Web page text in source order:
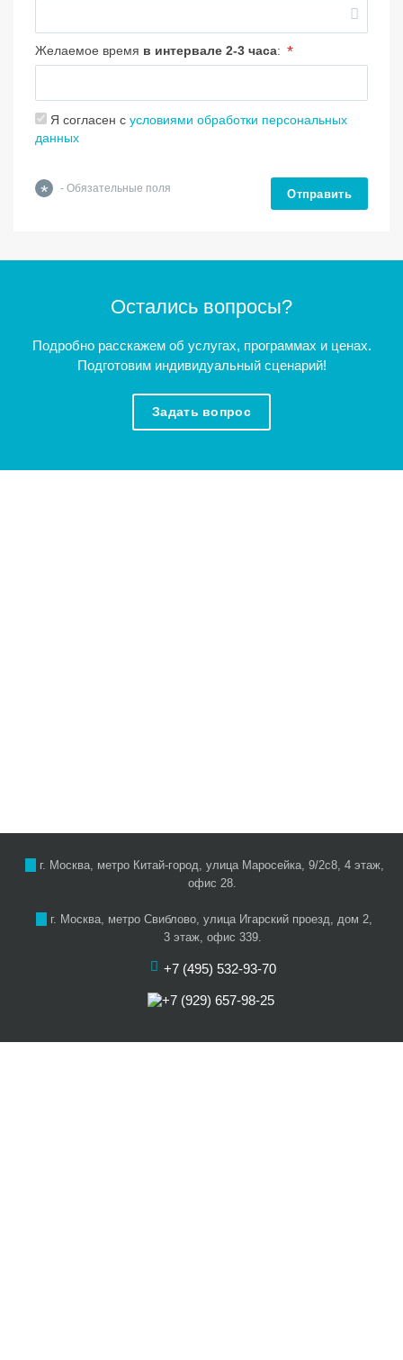
Желаемое время в интервале 2-3 часа: *
Я согласен с условиями обработки персональных
данных
* - Обязательные поля Отправить
Остались вопросы?
Подробно расскажем об услугах, программах и ценах.
Подготовим индивидуальный сценарий!
Задать вопрос
г. Москва, метро Китай-город, улица Маросейка, 9/2с8, 4 этаж,
офис 28.
г. Москва, метро Свиблово, улица Игарский проезд, дом 2,
3 этаж, офис 339.
+7 (495) 532-93-70
+7 (929) 657-98-25